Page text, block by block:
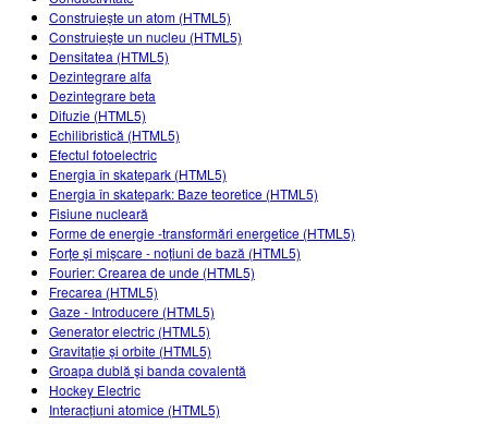
Biologie
Simulări traduse
Customizable Sims
Purchase a License
Ghid privind contribuția la activități
Workshopuri virtuale
Professional Learning with PhET
Teaching with PhET
Design incluziv
PhET Global
Data Fluency
DEIA în Educația STEM
SceneryStack OSE
Impact Report
AUTENTIFICARE / ÎNREGISTRARE
AUTENTIFICARE / ÎNREGISTRARE
Construiește un atom (HTML5)
Construiește un nucleu (HTML5)
Densitatea (HTML5)
Dezintegrare alfa
Dezintegrare beta
Difuzie (HTML5)
Echilibristică (HTML5)
Efectul fotoelectric
Energia în skatepark (HTML5)
Energia în skatepark: Baze teoretice (HTML5)
Fisiune nucleară
Forme de energie -transformări energetice (HTML5)
Forțe și mișcare - noțiuni de bază (HTML5)
Fourier: Crearea de unde (HTML5)
Frecarea (HTML5)
Gaze - Introducere (HTML5)
Generator electric (HTML5)
Gravitație și orbite (HTML5)
Groapa dublă şi banda covalentă
Hockey Electric
Interacțiuni atomice (HTML5)